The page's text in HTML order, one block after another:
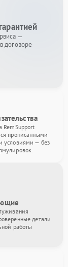
—
договоре
RemSupport
прописанными
условиями — без
детали
работы